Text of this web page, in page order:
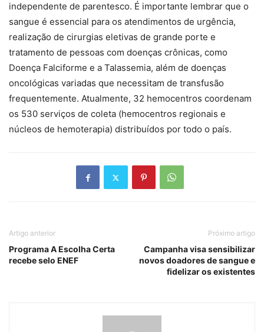
independente de parentesco. É importante lembrar que o
sangue é essencial para os atendimentos de urgência,
realização de cirurgias eletivas de grande porte e
tratamento de pessoas com doenças crônicas, como
Doença Falciforme e a Talassemia, além de doenças
oncológicas variadas que necessitam de transfusão
frequentemente. Atualmente, 32 hemocentros coordenam
os 530 serviços de coleta (hemocentros regionais e
núcleos de hemoterapia) distribuídos por todo o país.
Artigo anterior
Programa A Escolha Certa
recebe selo ENEF
Próximo artigo
Campanha visa sensibilizar
novos doadores de sangue e
fidelizar os existentes